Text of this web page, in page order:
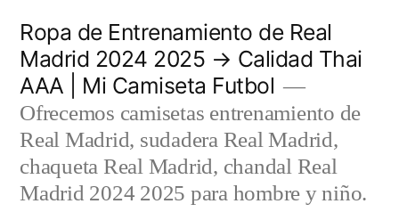
contenido
Ropa de Entrenamiento de Real
Madrid 2024 2025 → Calidad Thai
AAA | Mi Camiseta Futbol
Ofrecemos camisetas entrenamiento de
Real Madrid, sudadera Real Madrid,
chaqueta Real Madrid, chandal Real
Madrid 2024 2025 para hombre y niño.